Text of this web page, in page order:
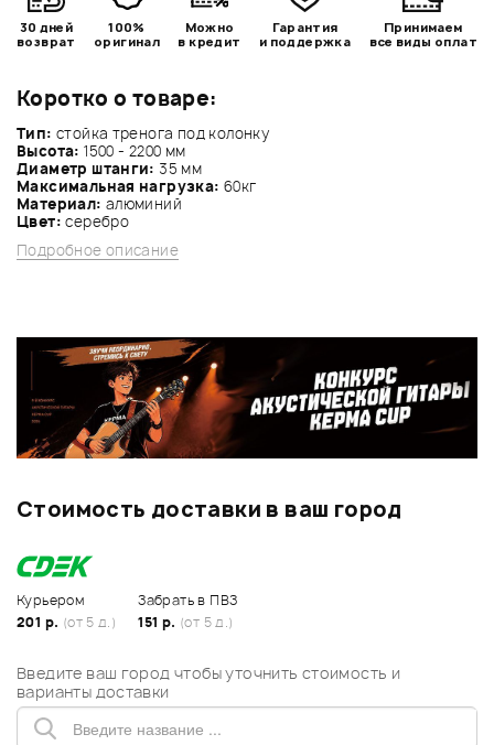
Коротко о товаре:
Тип: стойка тренога под колонку
Высота:1500 - 2200 мм
Диаметр штанги: 35 мм
Максимальная нагрузка: 60кг
Материал: алюминий
Цвет:серебро
Подробное описание
30 дней
возврат
100%
оригинал
Можно
в кредит
Гарантия
и поддержка
Принимаем
все виды оплат
Стоимость доставки в ваш город
Курьером
201 р. (от 5 д.)
Забрать в ПВЗ
151 р. (от 5 д.)
Введите ваш город чтобы уточнить стоимость и
варианты доставки